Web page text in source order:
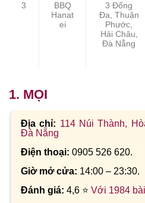
3
BBQ
Hanat
ei
3 Đống
Đa, Thuận
Phước,
Hải Châu,
Đà Nẵng
1. MỌI
Địa chỉ: 114 Núi Thành,
Đà Nẵng
Điện thoại: 0905 526 620.
Giờ mở cửa: 14:00 – 23:30.
Đánh giá: 4,6 ⭐ Với 1984